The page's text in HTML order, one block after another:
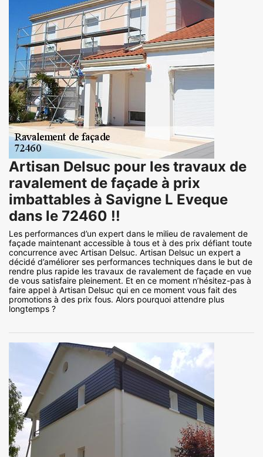
Artisan Delsuc pour les travaux de
ravalement de façade à prix
imbattables à Savigne L Eveque
dans le 72460 !!
Les performances d’un expert dans le milieu de ravalement de
façade maintenant accessible à tous et à des prix défiant toute
concurrence avec Artisan Delsuc. Artisan Delsuc un expert a
décidé d’améliorer ses performances techniques dans le but de
rendre plus rapide les travaux de ravalement de façade en vue
de vous satisfaire pleinement. Et en ce moment n’hésitez-pas à
faire appel à Artisan Delsuc qui en ce moment vous fait des
promotions à des prix fous. Alors pourquoi attendre plus
longtemps ?